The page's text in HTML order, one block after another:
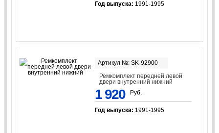
Год выпуска: 1991-1995
Артикул №: SK-92900
Ремкомплект передней левой
двери внутренний нижний
1 920 Руб.
Год выпуска: 1991-1995